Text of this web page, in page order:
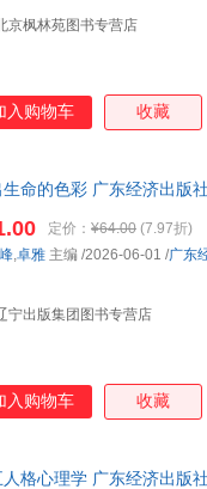
京枫林苑图书专营店
入购物车 收藏
生命的色彩 广东经济出版
定价： ¥64.00 (7.97折)
宁出版集团图书专营店
,卓雅 主编 /2026-06-01 /广东
入购物车 收藏
人格心理学 广东经济出版